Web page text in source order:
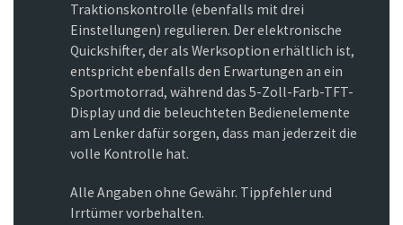
Traktionskontrolle (ebenfalls mit drei
Einstellungen) regulieren. Der elektronische
Quickshifter, der als Werksoption erhältlich ist,
entspricht ebenfalls den Erwartungen an ein
Sportmotorrad, während das 5-Zoll-Farb-TFT-
Display und die beleuchteten Bedienelemente
am Lenker dafür sorgen, dass man jederzeit die
volle Kontrolle hat.
Alle Angaben ohne Gewähr. Tippfehler und
Irrtümer vorbehalten.